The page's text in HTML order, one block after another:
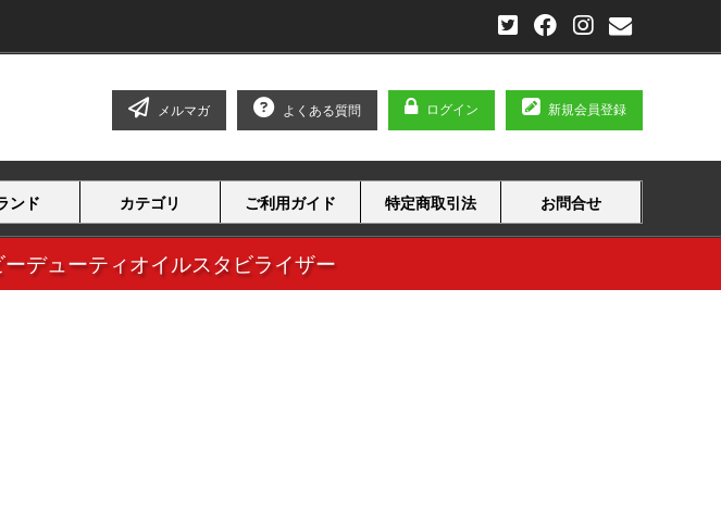
メルマガ よくある質問 ログイン 新規会員登録
ンド カテゴリ ご利用ガイド 特定商取引法 お問合せ
デューティオイルスタビライザー